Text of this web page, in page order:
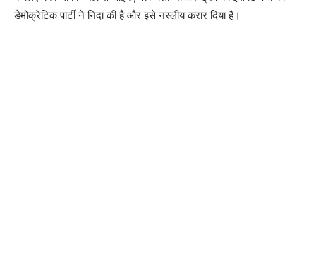
डेमोक्रेटिक पार्टी ने निंदा की है और इसे नस्लीय करार दिया है।